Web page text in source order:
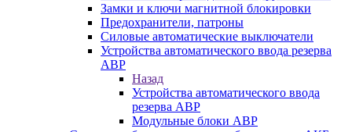
Замки и ключи магнитной блокировки
Предохранители, патроны
Силовые автоматические выключатели
Устройства автоматического ввода резерва
АВР
Назад
Устройства автоматического ввода
резерва АВР
Модульные блоки АВР